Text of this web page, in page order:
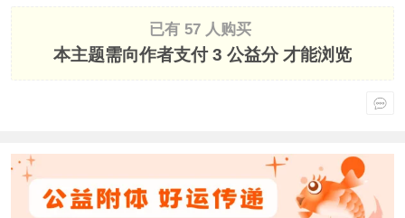
已有 57 人购买
本主题需向作者支付3 公益分才能浏览